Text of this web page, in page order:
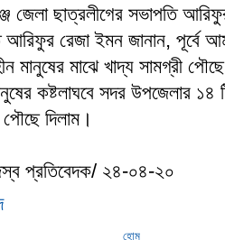
জেলা ছাত্রলীগের সভাপতি
রেজা ইমন জানান, পূর্বে
মানুষের মাঝে খাদ্য সামগ্রী
কষ্টলাঘবে সদর উপজেলার
পৌছে দিলাম।
প্রতিবেদক/ ২৪-০৪-২০
হোম